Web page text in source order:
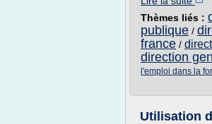
Thèmes liés :
publique /
france /
direction
l'emploi dans la
Utilisation